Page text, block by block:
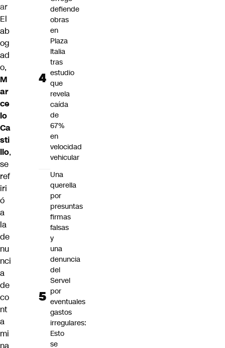
ar
El
ab
og
ad
o,
M
ar
ce
lo
Ca
sti
llo,
se
ref
iri
ó
a
la
de
nu
nci
a
de
co
nt
a
mi
na
defiende
obras
en
Plaza
Italia
tras
estudio
que
revela
caída
de
67%
en
velocidad
vehicular
Una
querella
por
presuntas
firmas
falsas
y
una
denuncia
del
Servel
por
eventuales
gastos
irregulares:
Esto
se